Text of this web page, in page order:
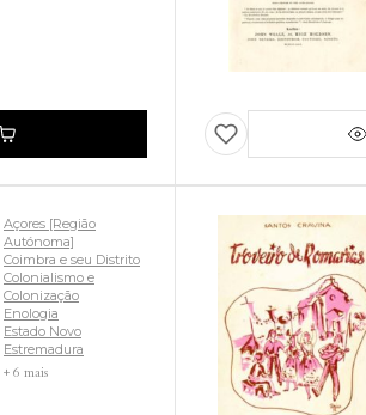
Açores [Região
Autónoma]
Coimbra e seu Distrito
Colonialismo e
Colonização
Enologia
Estado Novo
Estremadura
+ 6 mais